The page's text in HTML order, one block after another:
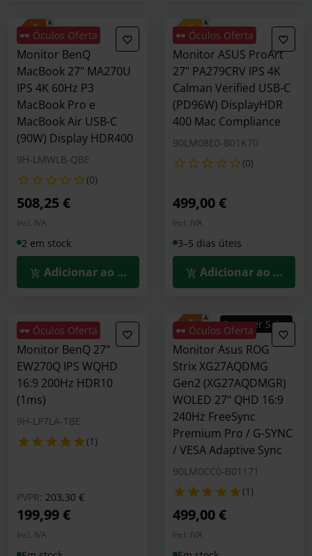
🕶️ Óculos Oferta
Monitor BenQ
MacBook 27" MA270U
IPS 4K 60Hz P3
MacBook Pro e
MacBook Air USB-C
(90W) Display HDR400
9H-LMWLB-QBE
(0)
508,25 €
Incl. IVA
2 em stock
Adicionar ao Carrinho
🕶️ Óculos Oferta
Monitor ASUS ProArt
27" PA279CRV IPS 4K
Calman Verified USB-C
(PD96W) DisplayHDR
400 Mac Compliance
90LM08E0-B01K70
(0)
499,00 €
Incl. IVA
3–5 dias úteis
Adicionar ao
🕶️ Óculos Oferta
Monitor BenQ 27"
EW270Q IPS WQHD
16:9 200Hz HDR10
(1ms)
9H-LP7LA-TBE
(1)
PVPR: Preço reduzido de
203,30 €para
199,99 €
Incl. IVA
🕶️ Óculos OfertaSummer Sales
Monitor Asus ROG
Strix XG27AQDMG
Gen2 (XG27AQDMGR)
WOLED 27" QHD 16:9
240Hz FreeSync
Premium Pro / G-SYNC
/ VESA Adaptive Sync
90LM0CC0-B01171
(1)
499,00 €
Incl. IVA